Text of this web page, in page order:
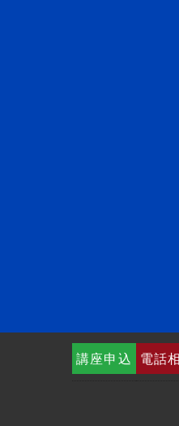
講座申込 電話